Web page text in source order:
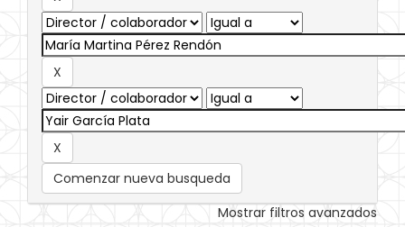
Comenzar nueva busqueda
Mostrar filtros avanzados